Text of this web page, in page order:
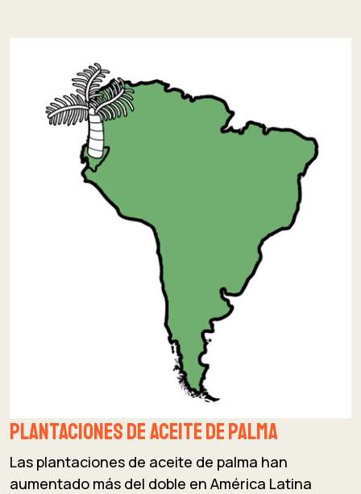
Plantaciones de aceite de palma
Las plantaciones de aceite de palma han
aumentado más del doble en América Latina